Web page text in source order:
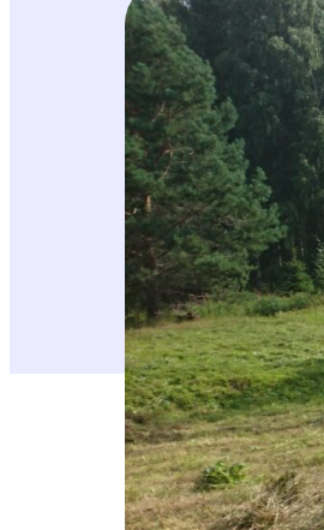
Yhdistyksen
niittopäivä on
syssyyn tiistaina